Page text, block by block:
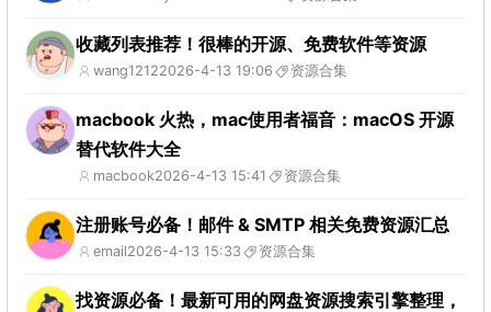
收藏列表推荐！很棒的开源、免费软件等资源
wang12122026-4-13 19:06 资源合集
macbook 火热，mac使用者福音：macOS 开源
替代软件大全
macbook2026-4-13 15:41 资源合集
注册账号必备！邮件 & SMTP 相关免费资源汇总
email2026-4-13 15:33 资源合集
找资源必备！最新可用的网盘资源搜索引擎整理，